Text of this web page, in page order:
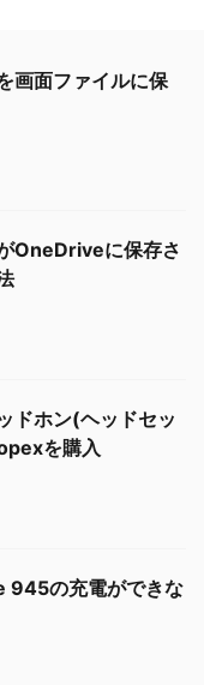
画面ファイルに保
OneDriveに保存さ
ドホン(ヘッドセッ
を購入
の充電ができな